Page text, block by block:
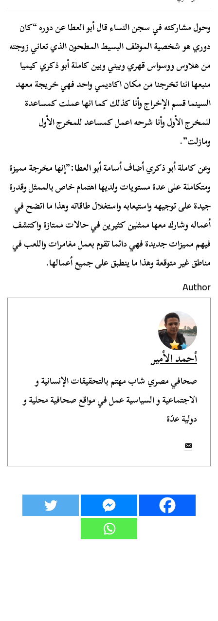
وحول مشاركته في سجن النساء قال أبو العطا عن دوره “كان
دوري هو شخصية الموظف البسيط المطحون الذي تعاني زوجته
من هلاوس ووسواس قهري وبيني وبين كاملة أبو ذكري كيميا
منبعها اننا تخرجنا من مكان اكاديمي واحد فهي خريجة معهد
السينما قسم الإخراج وأنا كذلك كما انها عملت كمساعدة
للمخرج الأول وأنا شرحه اعمل كمساعد للمخرج الأول
ومازلت”.
وعن كاملة أبو ذكري أضاف أسامة أبو العطا:”إنها مخرجة مميزة
ومتكاملة على عدة مستويات ولديها اهتمام خاص بالممثل وقدرة
جيدة على توجيهه واستيعابه واستغلال طاقاته وهذا ما اتضح في
أعماله وشارك معها ممثلين كثيرين في حالات ممتازة واكتشف
فيهم مميزات جديدة فهي دائما تقوم بعمل مغامرات واللعب في
مناطق غير متوقعة وهذا ما ينطبق على جميع أعمالها.
Author
أحمد الأمير
صحافي مصري شاب مهتم بالتحقيقات الإنسانية و
الاجتماعية و السياسية عمل في مواقع صحافية محلية و
دولية عدّة